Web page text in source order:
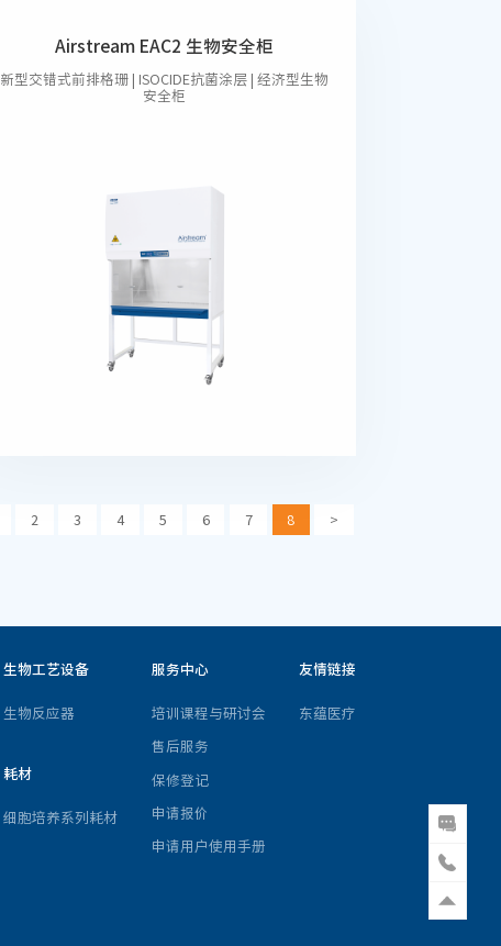
Airstream EAC2 生物安全柜
新型交错式前排格珊 | ISOCIDE抗菌涂层 | 经济型生物
安全柜
2 3 4 5 6 7 8 >
生物工艺设备
生物反应器
耗材
细胞培养系列耗材
服务中心
培训课程与研讨会
售后服务
保修登记
申请报价
申请用户使用手册
友情链接
东蕴医疗